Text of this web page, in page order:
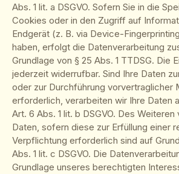
Abs. 1 lit. a DSGVO. Sofern Sie in die
Cookies oder in den Zugriff auf
Endgerät (z. B. via Device-
haben, erfolgt die Datenverarbeitung
Grundlage von § 25 Abs. 1 TTDSG. Die
jederzeit widerrufbar. Sind Ihre Daten
oder zur Durchführung vorvertraglicher
erforderlich, verarbeiten wir Ihre Daten
Art. 6 Abs. 1 lit. b DSGVO. Des
Daten, sofern diese zur Erfüllung einer
Verpflichtung erforderlich sind auf
Abs. 1 lit. c DSGVO. Die
Grundlage unseres berechtigten